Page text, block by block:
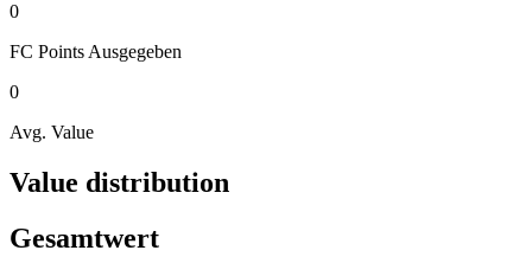
0
FC Points Ausgegeben
0
Avg. Value
Value distribution
Gesamtwert